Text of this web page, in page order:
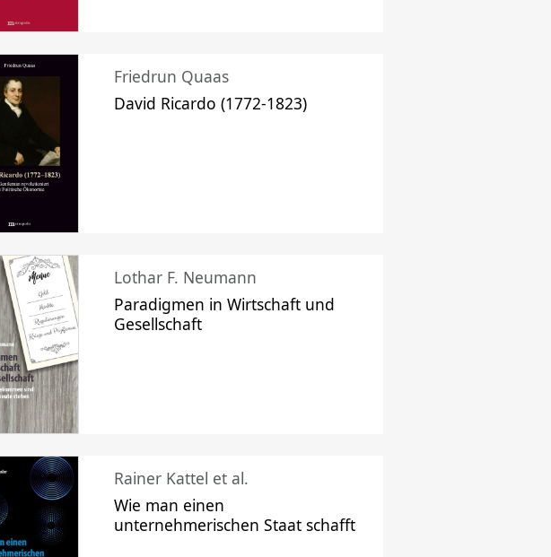
Friedrun Quaas
David Ricardo (1772-1823)
Lothar F. Neumann
Paradigmen in Wirtschaft und
Gesellschaft
Rainer Kattel et al.
Wie man einen
unternehmerischen Staat schafft